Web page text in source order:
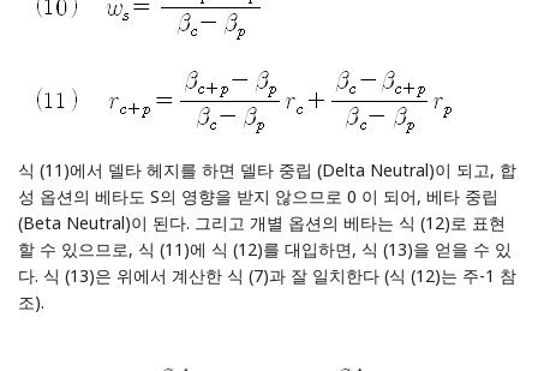
식 (11)에서 델타 헤지를 하면 델타 중립 (Delta Neutral)이 되고, 합
성 옵션의 베타도 S의 영향을 받지 않으므로 0 이 되어, 베타 중립
(Beta Neutral)이 된다. 그리고 개별 옵션의 베타는 식 (12)로 표현
할 수 있으므로, 식 (11)에 식 (12)를 대입하면, 식 (13)을 얻을 수 있
다. 식 (13)은 위에서 계산한 식 (7)과 잘 일치한다 (식 (12)는 주-1 참
조).